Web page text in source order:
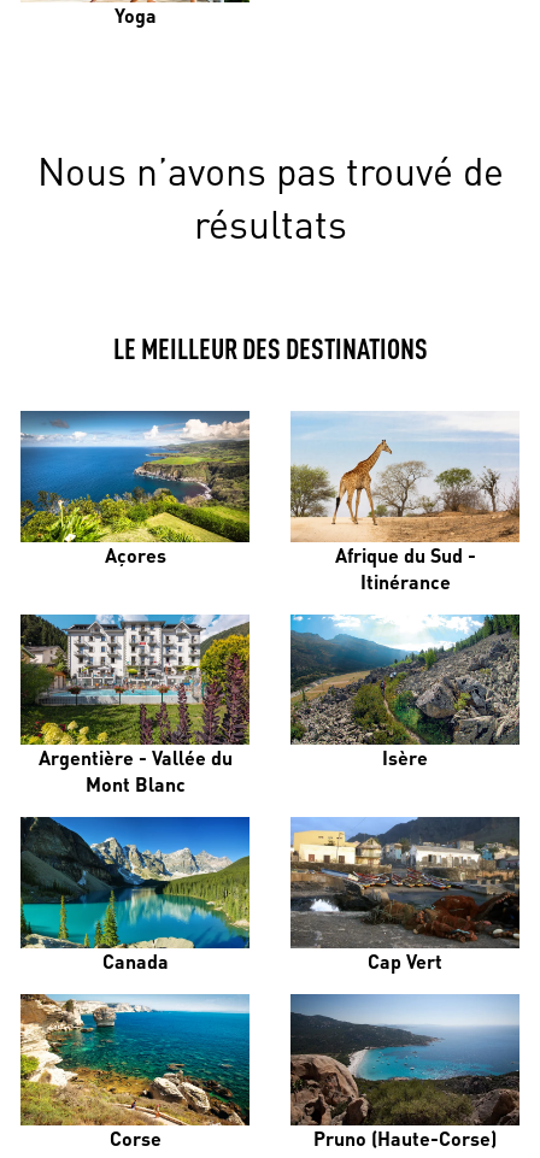
Yoga
Nous n’avons pas trouvé de
résultats
LE MEILLEUR DES DESTINATIONS
Açores
Afrique du Sud -
Itinérance
Argentière - Vallée du
Mont Blanc
Isère
Canada Cap Vert
Corse Pruno (Haute-Corse)